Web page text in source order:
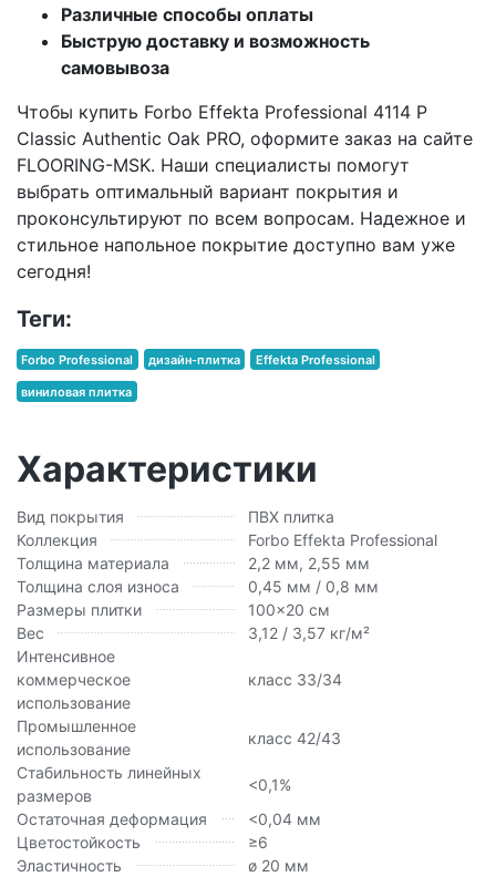
Различные способы оплаты
Быструю доставку и возможность
самовывоза
Чтобы купить Forbo Effekta Professional 4114 P
Classic Authentic Oak PRO, оформите заказ на сайте
FLOORING-MSK. Наши специалисты помогут
выбрать оптимальный вариант покрытия и
проконсультируют по всем вопросам. Надежное и
стильное напольное покрытие доступно вам уже
сегодня!
Теги:
Forbo Professional дизайн-плитка Effekta Professional
виниловая плитка
Характеристики
Вид покрытия
ПВХ плитка
Коллекция
Forbo Effekta Professional
Толщина материала
2,2 мм, 2,55 мм
Толщина слоя износа
0,45 мм / 0,8 мм
Размеры плитки
100x20 см
Вес
3,12 / 3,57 кг/м²
Интенсивное
коммерческое
использование
класс 33/34
Промышленное
использование
класс 42/43
Стабильность линейных
размеров
<0,1%
Остаточная деформация
<0,04 мм
Цветостойкость
≥6
Эластичность
ø 20 мм